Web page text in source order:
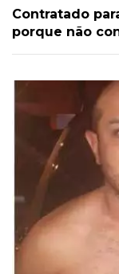
Contratado
porque não